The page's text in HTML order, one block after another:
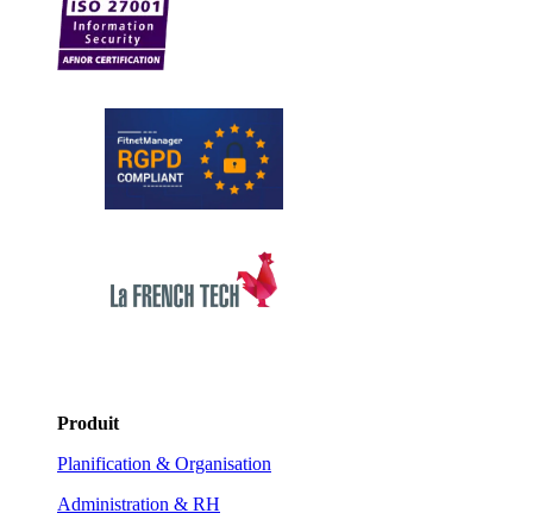
Produit
Planification & Organisation
Administration & RH